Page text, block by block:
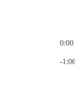
0:00
-